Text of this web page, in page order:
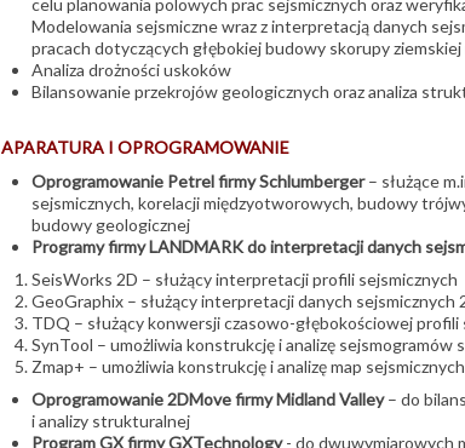
celu planowania polowych prac sejsmicznych oraz
Modelowania sejsmiczne wraz z interpretacją danych
pracach dotyczących głębokiej budowy skorupy ziemskiej
Analiza drożności uskoków
Bilansowanie przekrojów geologicznych oraz analiza
APARATURA I OPROGRAMOWANIE
Oprogramowanie Petrel firmy Schlumberger– służące
sejsmicznych, korelacji międzyotworowych, budowy
budowy geologicznej
Programy firmy LANDMARK do interpretacji danych
SeisWorks 2D – służący interpretacji profili sejsmicznych
GeoGraphix – służący interpretacji danych sejsmicznych
TDQ – służący konwersji czasowo-głębokościowej profili
SynTool – umożliwia konstrukcję i analizę sejsmogramów
Zmap+ – umożliwia konstrukcję i analizę map sejsmicznych
Oprogramowanie 2DMove firmy Midland Valley– do
i analizy strukturalnej
Program GX firmy GXTechnology- do dwuwymiarowych